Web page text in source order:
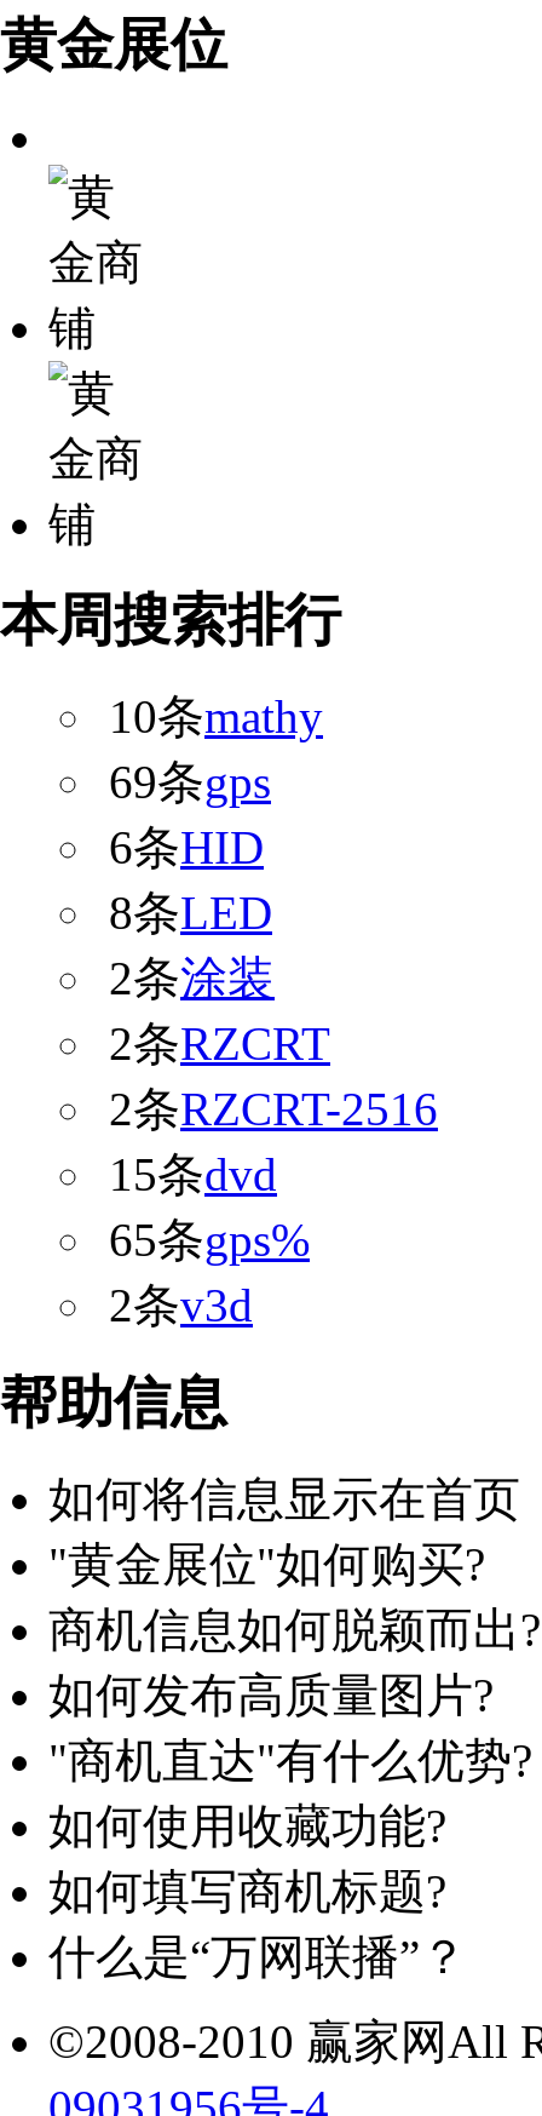
黄金展位
本周搜索排行
10条mathy
69条gps
6条HID
8条LED
2条涂装
2条RZCRT
2条RZCRT-2516
15条dvd
65条gps%
2条v3d
帮助信息
如何将信息显示在首页
"黄金展位"如何购买?
商机信息如何脱颖而出?
如何发布高质量图片?
"商机直达"有什么优势?
如何使用收藏功能?
如何填写商机标题?
什么是“万网联播”？
©2008-2010 赢家网All